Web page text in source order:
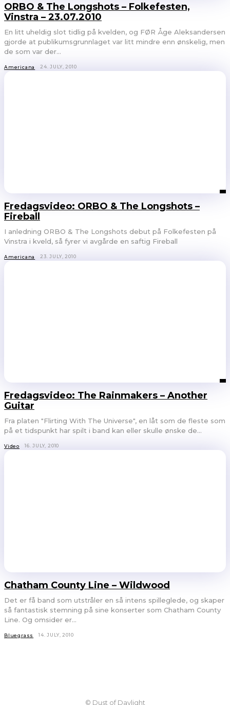
ORBO & The Longshots – Folkefesten,
Vinstra – 23.07.2010
En litt uheldig slot tidlig på kvelden, og FØR Åge Aleksandersen
gjorde at publikumsgrunnlaget var litt mindre enn ønskelig, men
de som var der...
Americana 24. JULY, 2010
Fredagsvideo: ORBO & The Longshots –
Fireball
I anledning ORBO & The Longshots debut på Folkefesten på
Americana 23. JULY, 2010
Fredagsvideo: The Rainmakers – Another
Guitar
Fra platen "Flirting With The Universe", en låt som de fleste som
på et tidspunkt har spilt i band kan eller skulle ønske de...
Video 16. JULY, 2010
Chatham County Line – Wildwood
Det er få band som utstråler en så intens spilleglede, og skaper
så fantastisk stemning på sine konserter som Chatham County
Line. Og omsider er...
Bluegrass 14. JULY, 2010
© Dust of Daylight